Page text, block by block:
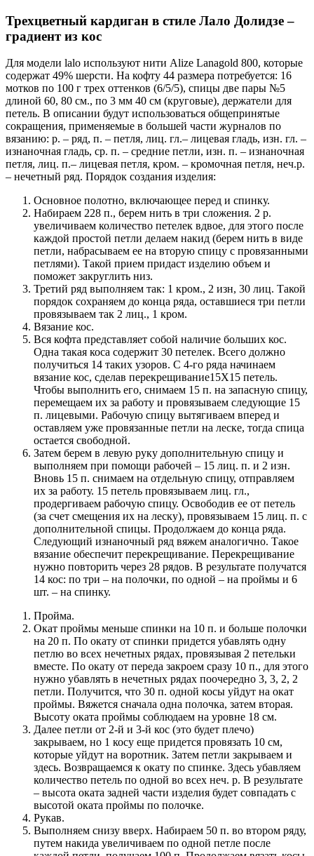
Трехцветный кардиган в стиле Лало Долидзе –
градиент из кос
Для модели lalo используют нити Alize Lanagold 800, которые
содержат 49% шерсти. На кофту 44 размера потребуется: 16
мотков по 100 г трех оттенков (6/5/5), спицы две пары №5
длиной 60, 80 см., по 3 мм 40 см (круговые), держатели для
петель. В описании будут использоваться общепринятые
сокращения, применяемые в большей части журналов по
вязанию: р. – ряд, п. – петля, лиц. гл.– лицевая гладь, изн. гл. –
изнаночная гладь, ср. п. – средние петли, изн. п. – изнаночная
петля, лиц. п.– лицевая петля, кром. – кромочная петля, неч.р.
– нечетный ряд. Порядок создания изделия:
Основное полотно, включающее перед и спинку.
Набираем 228 п., берем нить в три сложения. 2 р.
увеличиваем количество петелек вдвое, для этого после
каждой простой петли делаем накид (берем нить в виде
петли, набрасываем ее на вторую спицу с провязанными
петлями). Такой прием придаст изделию объем и
поможет закруглить низ.
Третий ряд выполняем так: 1 кром., 2 изн, 30 лиц. Такой
порядок сохраняем до конца ряда, оставшиеся три петли
провязываем так 2 лиц., 1 кром.
Вязание кос.
Вся кофта представляет собой наличие больших кос.
Одна такая коса содержит 30 петелек. Всего должно
получиться 14 таких узоров. С 4-го ряда начинаем
вязание кос, сделав перекрещивание15Х15 петель.
Чтобы выполнить его, снимаем 15 п. на запасную спицу,
перемещаем их за работу и провязываем следующие 15
п. лицевыми. Рабочую спицу вытягиваем вперед и
оставляем уже провязанные петли на леске, тогда спица
остается свободной.
Затем берем в левую руку дополнительную спицу и
выполняем при помощи рабочей – 15 лиц. п. и 2 изн.
Вновь 15 п. снимаем на отдельную спицу, отправляем
их за работу. 15 петель провязываем лиц. гл.,
продергиваем рабочую спицу. Освободив ее от петель
(за счет смещения их на леску), провязываем 15 лиц. п. с
дополнительной спицы. Продолжаем до конца ряда.
Следующий изнаночный ряд вяжем аналогично. Такое
вязание обеспечит перекрещивание. Перекрещивание
нужно повторить через 28 рядов. В результате получатся
14 кос: по три – на полочки, по одной – на проймы и 6
шт. – на спинку.
Пройма.
Окат проймы меньше спинки на 10 п. и больше полочки
на 20 п. По окату от спинки придется убавлять одну
петлю во всех нечетных рядах, провязывая 2 петельки
вместе. По окату от переда закроем сразу 10 п., для этого
нужно убавлять в нечетных рядах поочередно 3, 3, 2, 2
петли. Получится, что 30 п. одной косы уйдут на окат
проймы. Вяжется сначала одна полочка, затем вторая.
Высоту оката проймы соблюдаем на уровне 18 см.
Далее петли от 2-й и 3-й кос (это будет плечо)
закрываем, но 1 косу еще придется провязать 10 см,
которые уйдут на воротник. Затем петли закрываем и
здесь. Возвращаемся к окату по спинке. Здесь убавляем
количество петель по одной во всех неч. р. В результате
– высота оката задней части изделия будет совпадать с
высотой оката проймы по полочке.
Рукав.
Выполняем снизу вверх. Набираем 50 п. во втором ряду,
путем накида увеличиваем по одной петле после